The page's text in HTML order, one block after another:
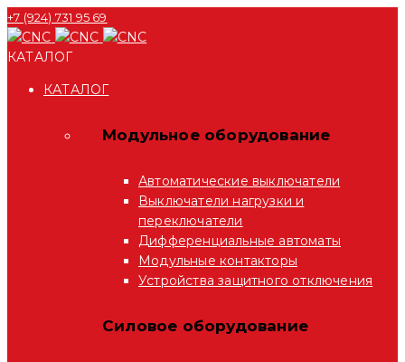
+7 (924) 731 95 69
КАТАЛОГ
КАТАЛОГ
Модульное оборудование
Автоматические выключатели
Выключатели нагрузки и
переключатели
Дифференциальные автоматы
Модульные контакторы
Устройства защитного отключения
Силовое оборудование